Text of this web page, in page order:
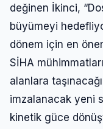
değinen İkinci,
büyümeyi
dönem için en
SİHA
alanlara
imzalanacak yeni
kinetik güce